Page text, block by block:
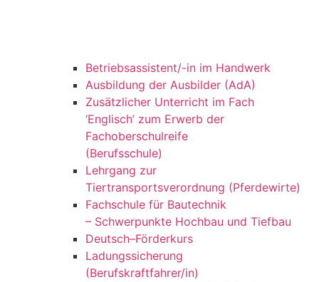
Betriebsassistent/-in im Handwerk
Ausbildung der Ausbilder (AdA)
Zusätzlicher Unterricht im Fach
‘Englisch’ zum Erwerb der
Fachoberschulreife
(Berufsschule)
Lehrgang zur
Tiertransportsverordnung (Pferdewirte)
Fachschule für Bautechnik
– Schwerpunkte Hochbau und Tiefbau
Deutsch–Förderkurs
Ladungssicherung
(Berufskraftfahrer/in)